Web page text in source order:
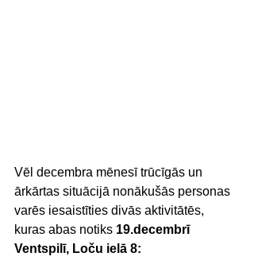
Vēl decembra mēnesī trūcīgās un
ārkārtas situācijā nonākušās personas
varēs iesaistīties divās aktivitātēs,
kuras abas notiks 19.decembrī
Ventspilī, Loču ielā 8: